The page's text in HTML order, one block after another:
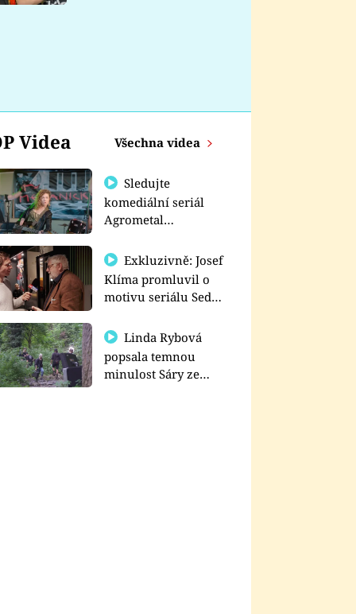
Videa Všechna videa
Sledujte
komediální seriál
Agrometal
prima+
Exkluzivně: Josef
Klíma promluvil o
motivu seriálu Sedm
Linda Rybová
popsala temnou
minulost Sáry ze